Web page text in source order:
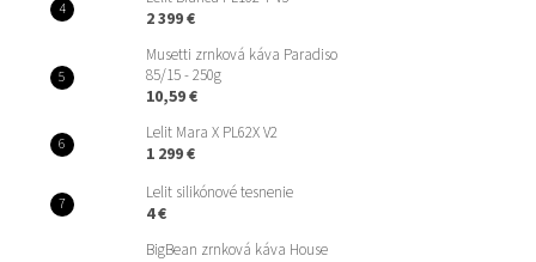
2 399 €
Musetti zrnková káva Paradiso
85/15 - 250g
10,59 €
Lelit Mara X PL62X V2
1 299 €
Lelit silikónové tesnenie
4 €
BigBean zrnková káva House